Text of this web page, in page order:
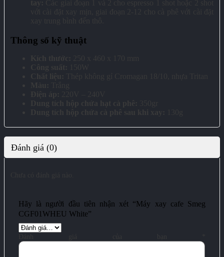
với cài đặt xay mịn, giai đoạn 2-12 cho cà phê với cài đặt
xay trung bình đến thô.
Thông số kỹ thuật
Kích thước:
250 x 460 x 170 mm
Công suất:
150W
Chất liệu:
Thép không gỉ Cromagan 18/10, nhựa Tritan
Điện áp:
220V – 240V
Dung tích hộp chứa hạt cà phê:
350gr
Dung tích hộp chứa cà phê sau khi xay:
Đánh giá (0)
Hãy là người đầu tiên nhận xét “Máy xay cafe Smeg
CGF01WHEU White”